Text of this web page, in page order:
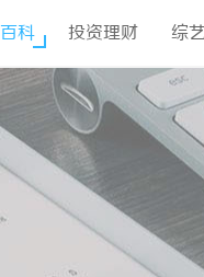
科 投资理财 综